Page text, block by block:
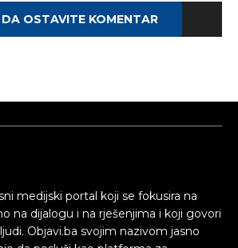
DA OSTAVITE KOMENTAR
medijski portal koji se fokusira na
na dijalogu i na rješenjima i koji govori
Objavi.ba svojim nazivom jasno